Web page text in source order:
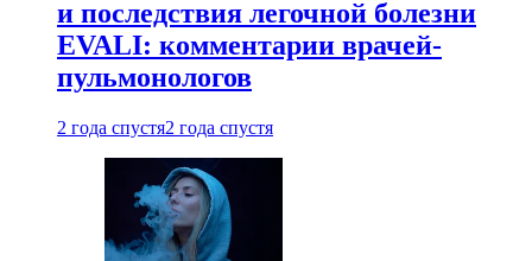
и последствия легочной болезни
EVALI: комментарии врачей-
пульмонологов
2 года спустя2 года спустя